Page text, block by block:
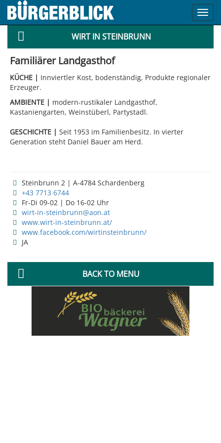
WIRT IN STEINBRUNN
Familiärer Landgasthof
KÜCHE | Innviertler Kost, bodenständig, Produkte regionaler
Erzeuger.
AMBIENTE | modern-rustikaler Landgasthof,
Kastaniengarten, Weinstüberl, Partystadl.
GESCHICHTE | Seit 1953 im Familienbesitz. In vierter
Generation steht Daniel Bauer am Herd.
Steinbrunn 2 | A-4784 Schardenberg
+43 7713 6744
Fr-Di 09-02 | Do 16-02 Uhr
wirt-in-steinbrunn@aon.at
www.wirt-in-steinbrunn.at/
www.facebook.com/wirtinsteinbrunn/
JA
BACK TO MENU